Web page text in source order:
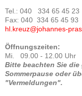
Tel.: 040 334 65 45 23
Fax: 040 334 65 45 93
hl.kreuz@johannes-
Öffnungszeiten:
Mi. 09.00 - 12.00 Uhr
Bitte beachten Sie
Sommerpause oder
"Vermeldungen".